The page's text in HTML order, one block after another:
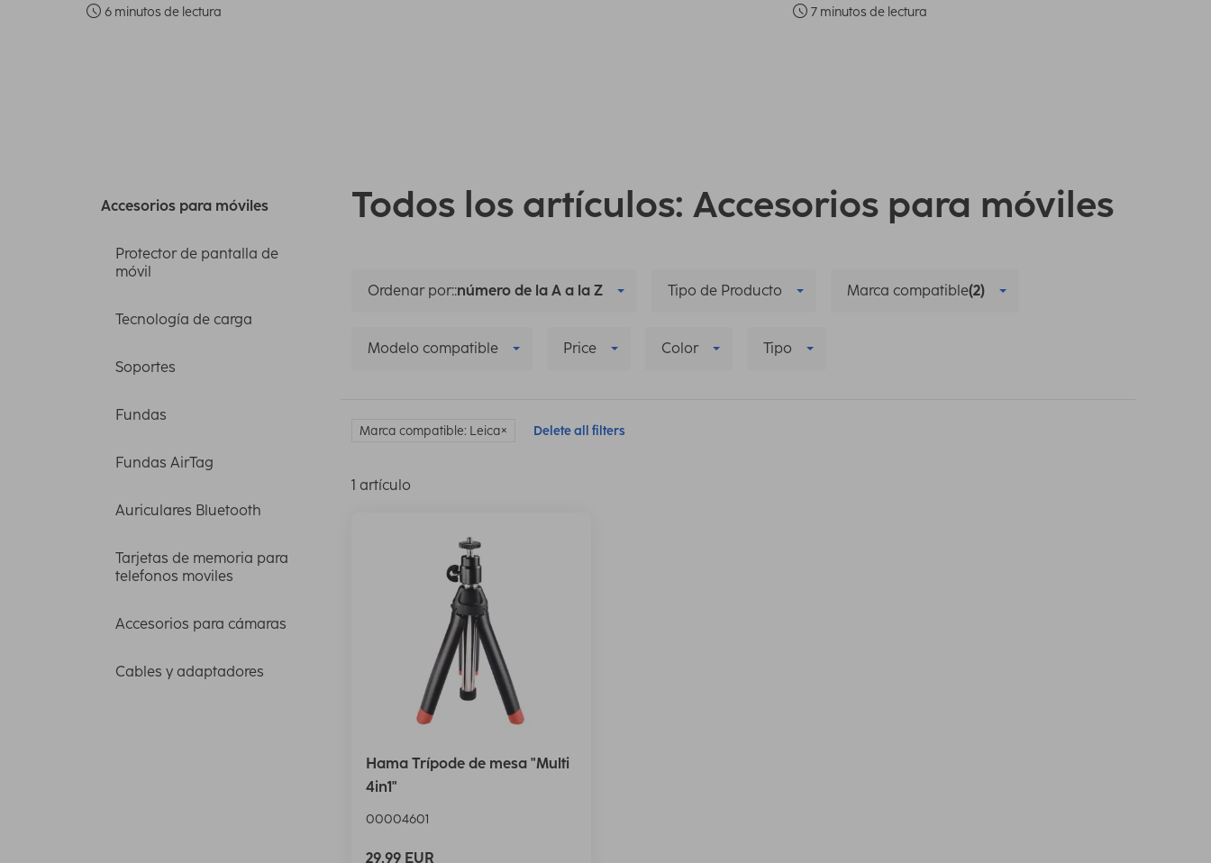
6 minutos de lectura 7 minutos de lectura
Accesorios para móviles
Protector de pantalla de
móvil
Tecnología de carga
Soportes
Fundas
Fundas AirTag
Auriculares Bluetooth
Tarjetas de memoria para
telefonos moviles
Accesorios para cámaras
Cables y adaptadores
Todos los artículos: Accesorios para móviles
Ordenar por::número de la A a la Z Tipo de Producto Marca compatible(2)
Modelo compatible Price Color Tipo
Marca compatible: Leica Delete all filters
1 artículo
Hama Trípode de mesa "Multi
4in1"
00004601
29,99 EUR